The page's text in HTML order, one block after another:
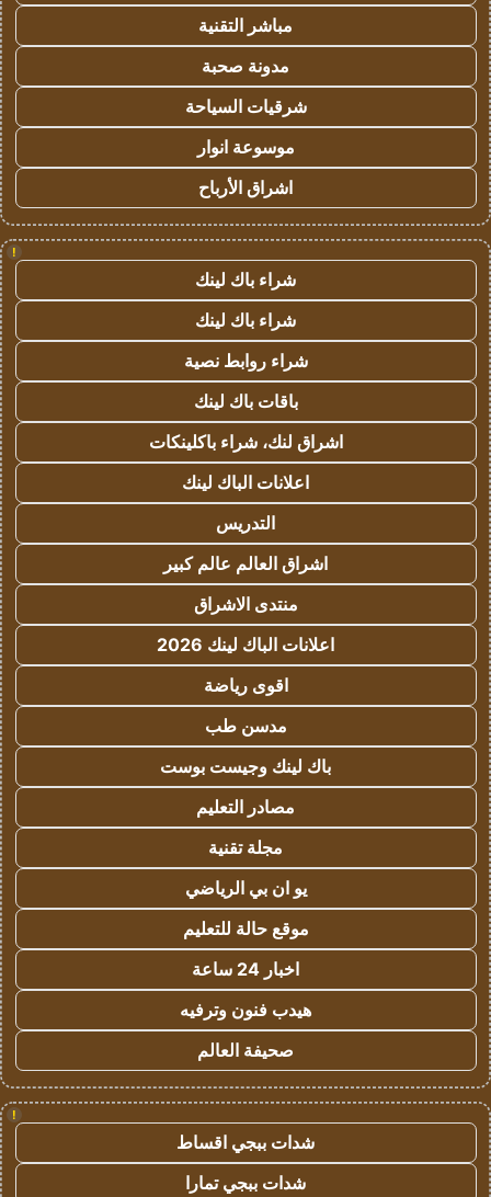
مباشر التقنية
مدونة صحبة
شرقيات السياحة
موسوعة انوار
اشراق الأرباح
!
شراء باك لينك
شراء باك لينك
شراء روابط نصية
باقات باك لينك
اشراق لنك، شراء باكلينكات
اعلانات الباك لينك
التدريس
اشراق العالم عالم كبير
منتدى الاشراق
اعلانات الباك لينك 2026
اقوى رياضة
مدسن طب
باك لينك وجيست بوست
مصادر التعليم
مجلة تقنية
يو ان بي الرياضي
موقع حالة للتعليم
اخبار 24 ساعة
هيدب فنون وترفيه
صحيفة العالم
!
شدات ببجي اقساط
شدات ببجي تمارا